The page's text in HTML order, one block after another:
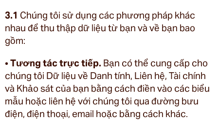
3.1 Chúng tôi sử dụng các phương pháp khác
nhau để thu thập dữ liệu từ bạn và về bạn bao
gồm:
•Tương tác trực tiếp. Bạn có thể cung cấp cho
chúng tôi Dữ liệu về Danh tính, Liên hệ, Tài chính
và Khảo sát của bạn bằng cách điền vào các biểu
mẫu hoặc liên hệ với chúng tôi qua đường bưu
điện, điện thoại, email hoặc bằng cách khác.